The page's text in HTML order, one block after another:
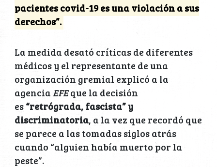
pacientes covid-19 es una violación a sus
derechos”.
La medida desató críticas de diferentes
médicos y el representante de una
organización gremial explicó a la
agencia EFEque la decisión
es“retrógrada, fascista” y
discriminatoria, a la vez que recordó que
se parece a las tomadas siglos atrás
cuando “alguien había muerto por la
peste”.